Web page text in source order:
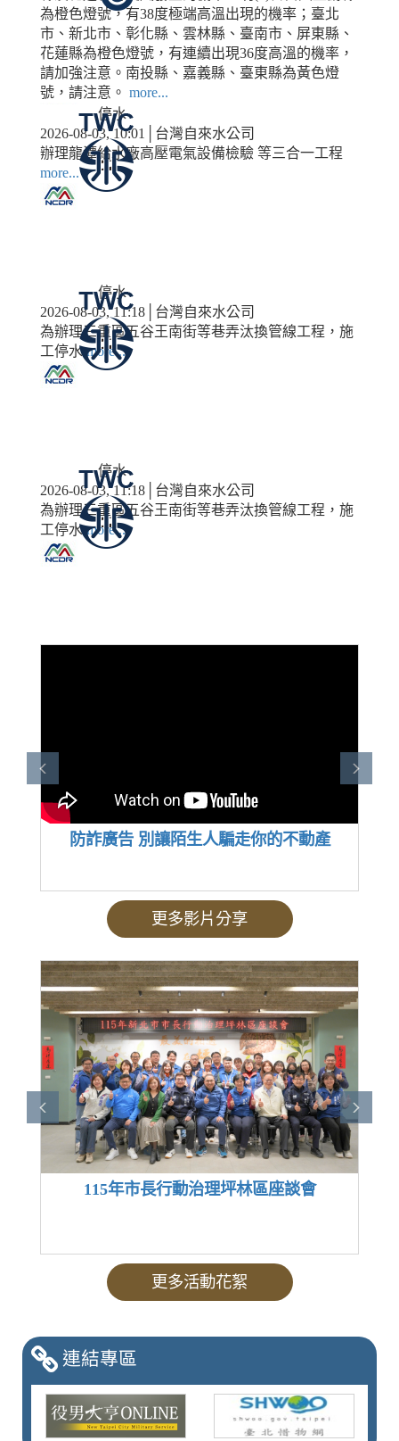
為橙色燈號，有38度極端高溫出現的機率；臺北
市、新北市、彰化縣、雲林縣、臺南市、屏東縣、
花蓮縣為橙色燈號，有連續出現36度高溫的機率，
請加強注意。南投縣、嘉義縣、臺東縣為黃色燈
號，請注意。 more...
停水
2026-08-03, 10:01│台灣自來水公司
辦理龍潭給水廠高壓電氣設備檢驗 等三合一工程
more...
停水
2026-08-03, 11:18│台灣自來水公司
為辦理三重區五谷王南街等巷弄汰換管線工程，施
工停水more...
停水
2026-08-03, 11:18│台灣自來水公司
為辦理三重區五谷王南街等巷弄汰換管線工程，施
工停水more...
防詐廣告 別讓陌生人騙走你的不動產
更多影片分享
115年市長行動治理坪林區座談會
更多活動花絮
連結專區